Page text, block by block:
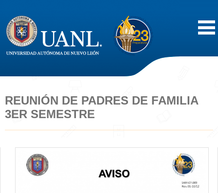
Acerca de
Vida Estudiantil
REUNIÓN DE PADRES DE FAMILIA
3ER SEMESTRE